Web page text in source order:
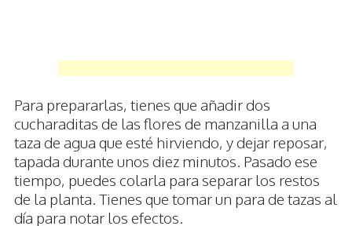
Para prepararlas, tienes que añadir dos
cucharaditas de las flores de manzanilla a una
taza de agua que esté hirviendo, y dejar reposar,
tapada durante unos diez minutos. Pasado ese
tiempo, puedes colarla para separar los restos
de la planta. Tienes que tomar un para de tazas al
día para notar los efectos.